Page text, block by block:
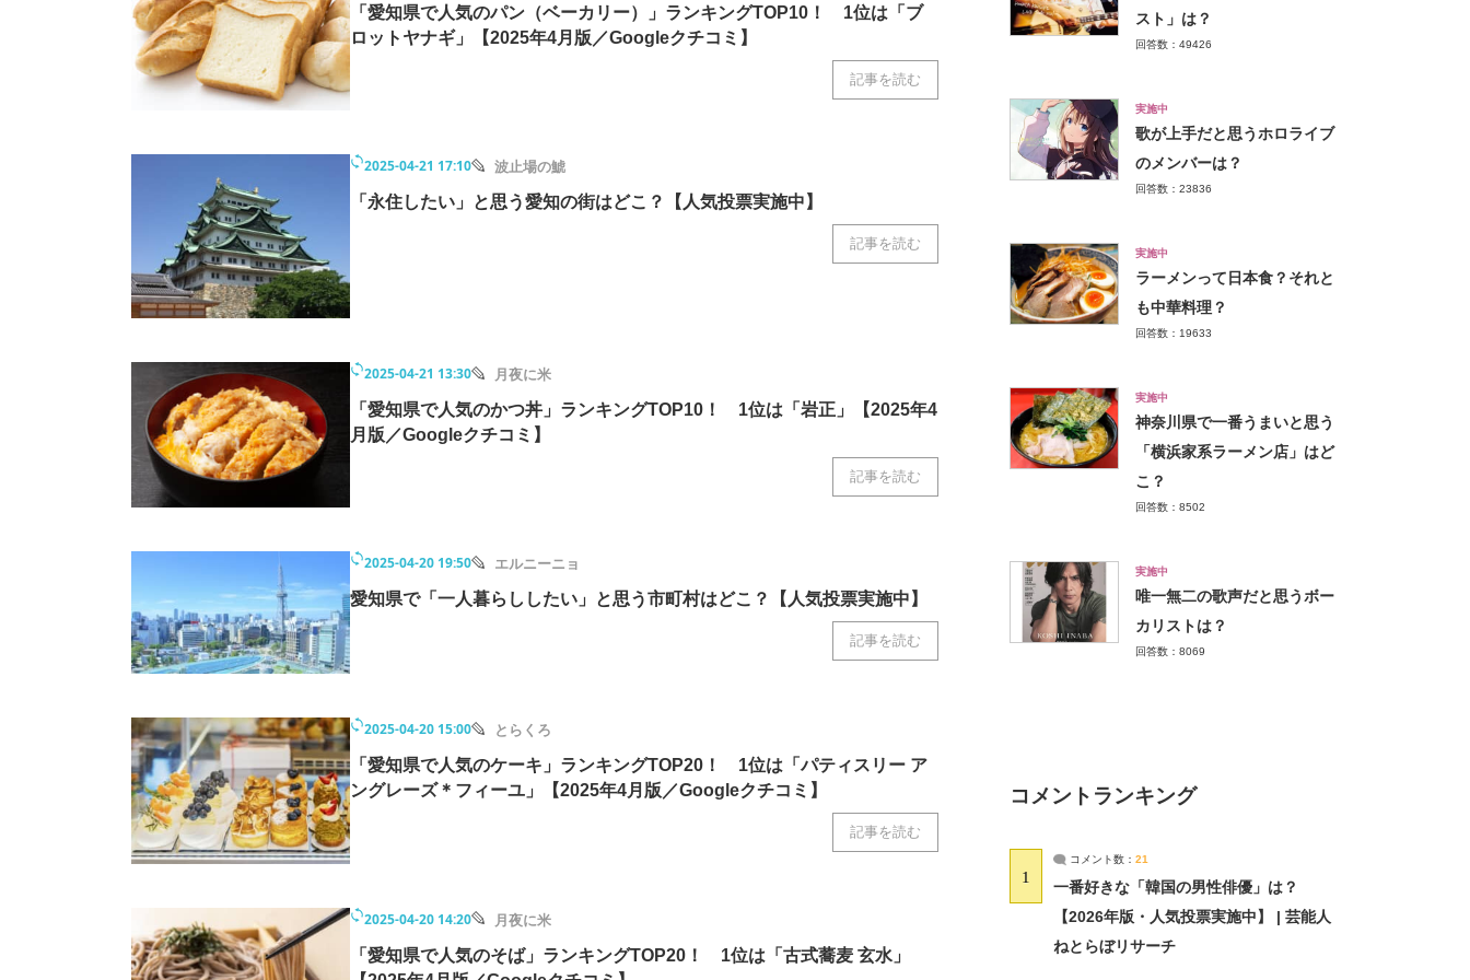
「愛知県で人気のパン（ベーカリー）」ランキングTOP10！ 1位は「ブ
ロットヤナギ」【2025年4月版／Googleクチコミ】
記事を読む
2025-04-21 17:10 波止場の鯱
「永住したい」と思う愛知の街はどこ？【人気投票実施中】
記事を読む
2025-04-21 13:30 月夜に米
「愛知県で人気のかつ丼」ランキングTOP10！ 1位は「岩正」【2025年4
月版／Googleクチコミ】
記事を読む
2025-04-20 19:50 エルニーニョ
愛知県で「一人暮らししたい」と思う市町村はどこ？【人気投票実施中】
記事を読む
2025-04-20 15:00 とらくろ
「愛知県で人気のケーキ」ランキングTOP20！ 1位は「パティスリー ア
ングレーズ＊フィーユ」【2025年4月版／Googleクチコミ】
記事を読む
2025-04-20 14:20 月夜に米
「愛知県で人気のそば」ランキングTOP20！ 1位は「古式蕎麦 玄水」
スト」は？
回答数：49426
実施中
歌が上手だと思うホロライブ
のメンバーは？
回答数：23836
実施中
ラーメンって日本食？それと
も中華料理？
回答数：19633
実施中
神奈川県で一番うまいと思う
「横浜家系ラーメン店」はど
こ？
回答数：8502
実施中
唯一無二の歌声だと思うボー
カリストは？
回答数：8069
コメントランキング
1
コメント数： 21
一番好きな「韓国の男性俳優」は？
【2026年版・人気投票実施中】 | 芸能人
ねとらぼリサーチ